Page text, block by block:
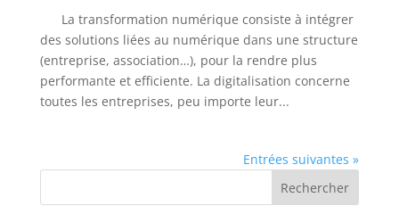
La transformation numérique consiste à intégrer
des solutions liées au numérique dans une structure
(entreprise, association…), pour la rendre plus
performante et efficiente. La digitalisation concerne
toutes les entreprises, peu importe leur...
Entrées suivantes »
Rechercher